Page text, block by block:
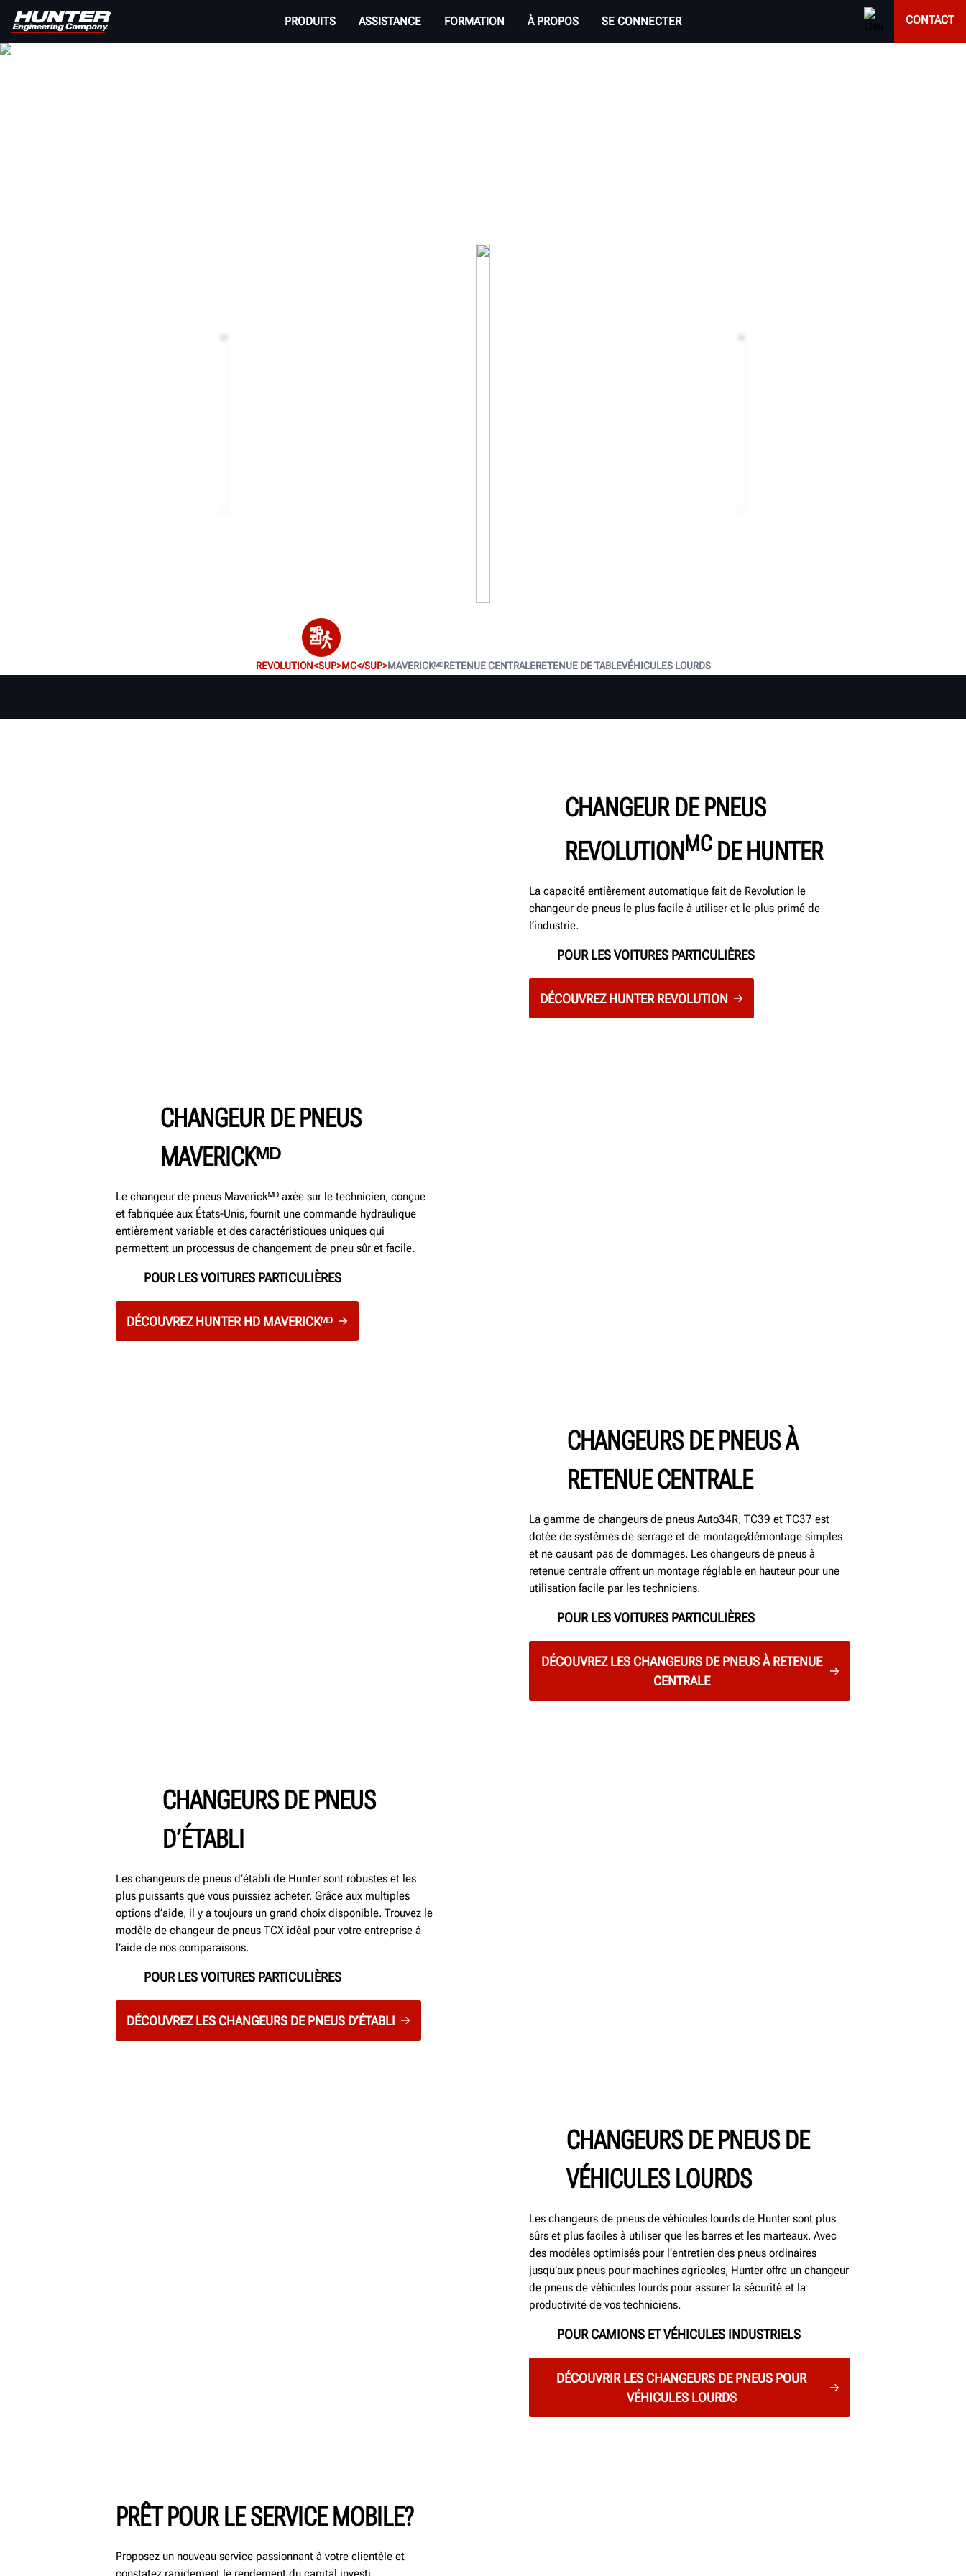
PRODUITS ASSISTANCE FORMATION À PROPOS SE CONNECTER CONTACT
REVOLUTION<SUP>MC</SUP>MAVERICKᴹᴰRETENUE CENTRALERETENUE DE TABLEVÉHICULES LOURDS
CHANGEUR DE PNEUS
REVOLUTION MCDE HUNTER
La capacité entièrement automatique fait de Revolution le
changeur de pneus le plus facile à utiliser et le plus primé de
l’industrie.
POUR LES VOITURES PARTICULIÈRES
DÉCOUVREZ HUNTER REVOLUTION
CHANGEUR DE PNEUS
MAVERICKᴹᴰ
Le changeur de pneus Maverickᴹᴰ axée sur le technicien, conçue
et fabriquée aux États-Unis, fournit une commande hydraulique
entièrement variable et des caractéristiques uniques qui
permettent un processus de changement de pneu sûr et facile.
POUR LES VOITURES PARTICULIÈRES
DÉCOUVREZ HUNTER HD MAVERICKᴹᴰ
CHANGEURS DE PNEUS À
RETENUE CENTRALE
La gamme de changeurs de pneus Auto34R, TC39 et TC37 est
dotée de systèmes de serrage et de montage/démontage simples
et ne causant pas de dommages. Les changeurs de pneus à
retenue centrale offrent un montage réglable en hauteur pour une
utilisation facile par les techniciens.
POUR LES VOITURES PARTICULIÈRES
DÉCOUVREZ LES CHANGEURS DE PNEUS À RETENUE
CENTRALE
CHANGEURS DE PNEUS
D’ÉTABLI
Les changeurs de pneus d’établi de Hunter sont robustes et les
plus puissants que vous puissiez acheter. Grâce aux multiples
options d’aide, il y a toujours un grand choix disponible. Trouvez le
modèle de changeur de pneus TCX idéal pour votre entreprise à
l’aide de nos comparaisons.
POUR LES VOITURES PARTICULIÈRES
DÉCOUVREZ LES CHANGEURS DE PNEUS D’ÉTABLI
CHANGEURS DE PNEUS DE
VÉHICULES LOURDS
Les changeurs de pneus de véhicules lourds de Hunter sont plus
sûrs et plus faciles à utiliser que les barres et les marteaux. Avec
des modèles optimisés pour l’entretien des pneus ordinaires
jusqu’aux pneus pour machines agricoles, Hunter offre un changeur
de pneus de véhicules lourds pour assurer la sécurité et la
productivité de vos techniciens.
POUR CAMIONS ET VÉHICULES INDUSTRIELS
DÉCOUVRIR LES CHANGEURS DE PNEUS POUR
VÉHICULES LOURDS
PRÊT POUR LE SERVICE MOBILE?
Proposez un nouveau service passionnant à votre clientèle et